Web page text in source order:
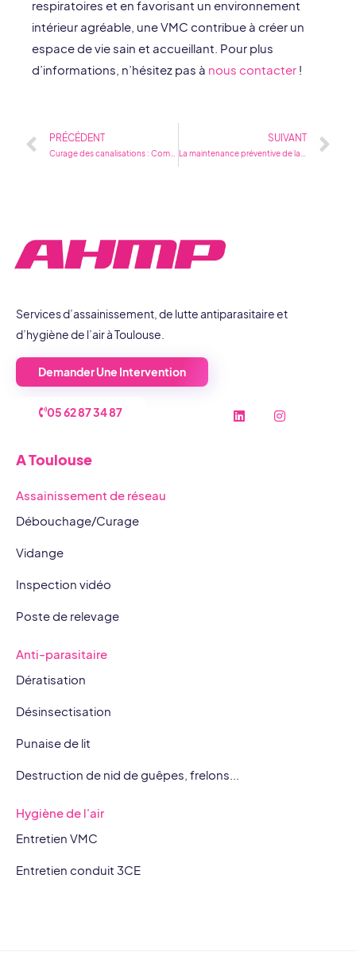
respiratoires et en favorisant un environnement
intérieur agréable, une VMC contribue à créer un
espace de vie sain et accueillant. Pour plus
d’informations, n’hésitez pas à nous contacter !
Précédent
PRÉCÉDENT SUIVANT
Services d’assainissement, de lutte antiparasitaire et
d’hygiène de l’air à Toulouse.
Demander Une Intervention
A TOULOUSE L
i
I
n
05 62 87 34 87
A Toulouse
Assainissement de réseau
Débouchage/Curage
Vidange
Inspection vidéo
Poste de relevage
Anti-parasitaire
Dératisation
Désinsectisation
Punaise de lit
Destruction de nid de guêpes, frelons...
Hygiène de l'air
Entretien VMC
Entretien conduit 3CE